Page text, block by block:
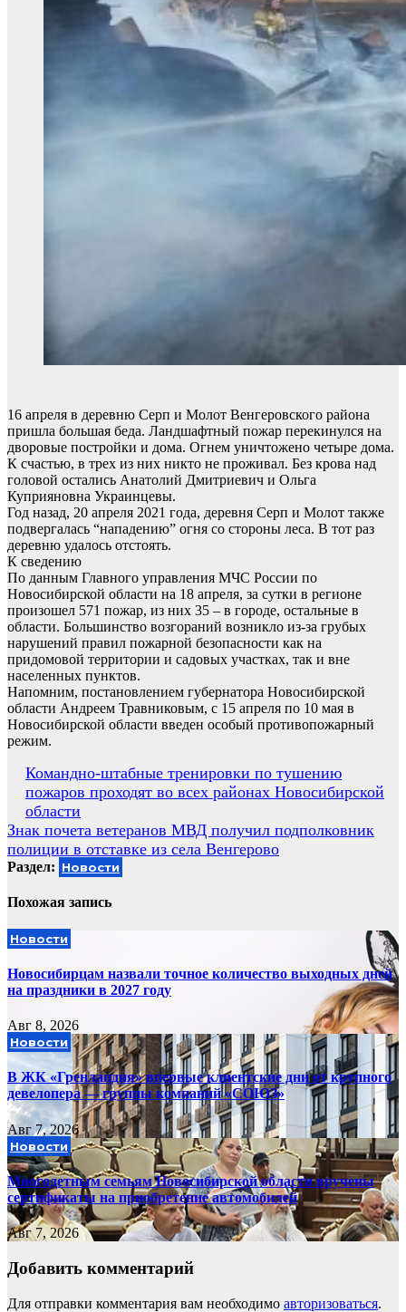
16 апреля в деревню Серп и Молот Венгеровского района
пришла большая беда. Ландшафтный пожар перекинулся на
дворовые постройки и дома. Огнем уничтожено четыре дома.
К счастью, в трех из них никто не проживал. Без крова над
головой остались Анатолий Дмитриевич и Ольга
Куприяновна Украинцевы.
Год назад, 20 апреля 2021 года, деревня Серп и Молот также
подвергалась “нападению” огня со стороны леса. В тот раз
деревню удалось отстоять.
К сведению
По данным Главного управления МЧС России по
Новосибирской области на 18 апреля, за сутки в регионе
произошел 571 пожар, из них 35 – в городе, остальные в
области. Большинство возгораний возникло из-за грубых
нарушений правил пожарной безопасности как на
придомовой территории и садовых участках, так и вне
населенных пунктов.
Напомним, постановлением губернатора Новосибирской
области Андреем Травниковым, с 15 апреля по 10 мая в
Новосибирской области введен особый противопожарный
режим.
Навигация
по
записям
Командно-штабные тренировки по тушению
пожаров проходят во всех районах Новосибирской
области
Знак почета ветеранов МВД получил подполковник
полиции в отставке из села Венгерово
Раздел: Новости
Похожая запись
Новости
Новосибирцам назвали точное количество выходных дней
на праздники в 2027 году
Авг 8, 2026
Новости
В ЖК «Гренландия» впервые клиентские дни от крупного
девелопера — группы компаний «СОЮЗ»
Авг 7, 2026
Новости
Многодетным семьям Новосибирской области вручены
сертификаты на приобретение автомобилей
Авг 7, 2026
Добавить комментарий
Для отправки комментария вам необходимо авторизоваться.